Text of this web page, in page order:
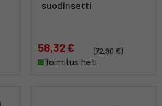
suodinsetti
58,32 €
(72,90 €)
Toimitus heti